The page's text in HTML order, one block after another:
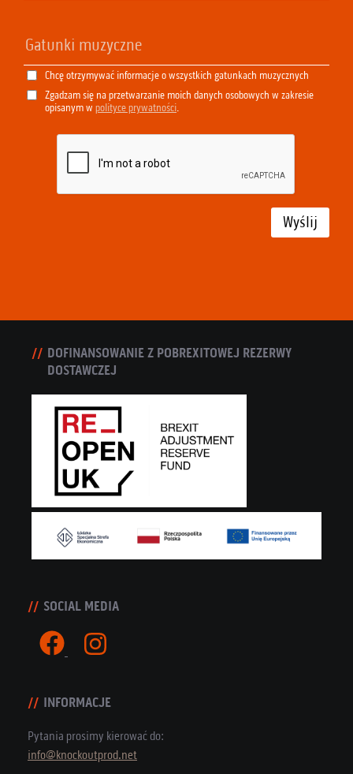
Chcę otrzymywać informacje o wszystkich gatunkach muzycznych
Zgadzam się na przetwarzanie moich danych osobowych w zakresie
opisanym w polityce prywatności.
Wyślij
DOFINANSOWANIE Z POBREXITOWEJ REZERWY
DOSTAWCZEJ
SOCIAL MEDIA
INFORMACJE
Pytania prosimy kierować do:
info@knockoutprod.net